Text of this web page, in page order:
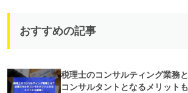
おすすめの記事
税理士のコンサルティング業務
コンサルタントとなるメリット